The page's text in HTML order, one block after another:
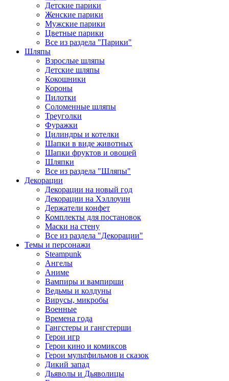
Детские парики
Женские парики
Мужские парики
Цветные парики
Все из раздела "Парики"
Шляпы
Взрослые шляпы
Детские шляпы
Кокошники
Короны
Пилотки
Соломенные шляпы
Треуголки
Фуражки
Цилиндры и котелки
Шапки в виде животных
Шапки фруктов и овощей
Шляпки
Все из раздела "Шляпы"
Декорации
Декорации на новый год
Декорации на Хэллоуин
Держатели конфет
Комплекты для постановок
Маски на стену
Все из раздела "Декорации"
Темы и персонажи
Steampunk
Ангелы
Аниме
Вампиры и вампирши
Ведьмы и колдуны
Вирусы, микробы
Военные
Времена года
Гангстеры и гангстерши
Герои игр
Герои кино и комиксов
Герои мультфильмов и сказок
Дикий запад
Дьяволы и Дьяволицы